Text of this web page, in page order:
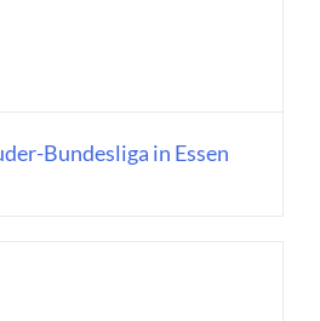
Bundesliga in Essen